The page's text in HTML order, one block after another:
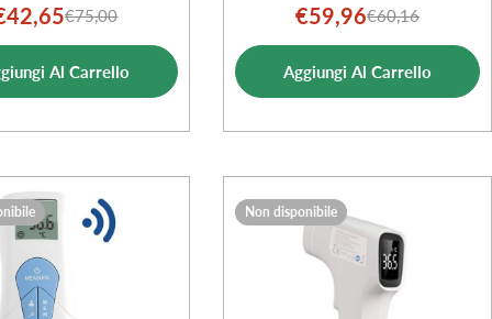
Prezzo
di
vendita
Prezzo
normale
€75,00
Al Carrello
Prezzo
di
vendita
€59,96Prezzo
normale
€60,16
Aggiungi Al Carrello
Non disponibile